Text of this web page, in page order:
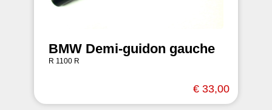
BMW Demi-guidon gauche
R 1100 R
€ 33,00